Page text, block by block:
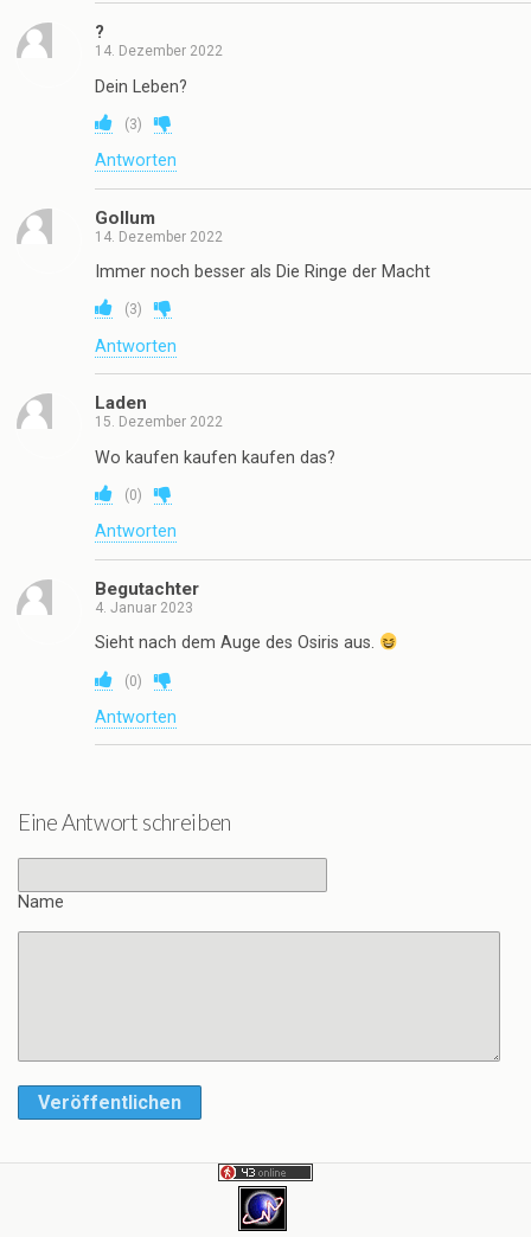
?
14. Dezember 2022
Dein Leben?
(3)
Antworten
Gollum
14. Dezember 2022
Immer noch besser als Die Ringe der Macht
(3)
Antworten
Laden
15. Dezember 2022
Wo kaufen kaufen kaufen das?
(0)
Antworten
Begutachter
4. Januar 2023
Sieht nach dem Auge des Osiris aus.
(0)
Antworten
Eine Antwort schreiben
Name
Veröffentlichen